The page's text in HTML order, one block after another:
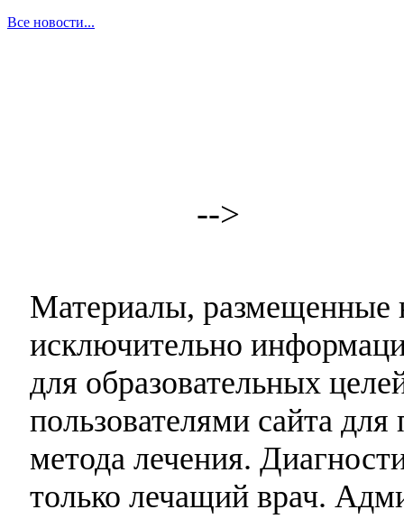
Все новости...
-->
Материалы, размещенные
исключительно
для образовательных
пользователями сайта
метода лечения.
только лечащий врач.